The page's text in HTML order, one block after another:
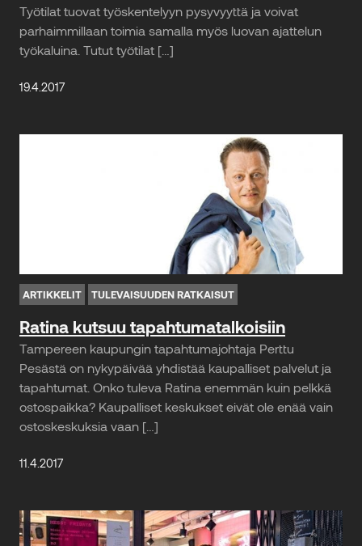
Työtilat tuovat työskentelyyn pysyvyyttä ja voivat
parhaimmillaan toimia samalla myös luovan ajattelun
työkaluina. Tutut työtilat […]
19.4.2017
ARTIKKELIT TULEVAISUUDEN RATKAISUT
Ratina kutsuu tapahtumatalkoisiin
Tampereen kaupungin tapahtumajohtaja Perttu
Pesästä on nykypäivää yhdistää kaupalliset palvelut ja
tapahtumat. Onko tuleva Ratina enemmän kuin pelkkä
ostospaikka? Kaupalliset keskukset eivät ole enää vain
ostoskeskuksia vaan […]
11.4.2017